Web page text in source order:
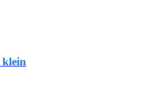
klein